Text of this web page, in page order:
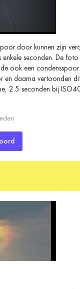
door kunnen zijn
enkele seconden. De
ook een
en daarna vertoonden
2.5 seconden bij